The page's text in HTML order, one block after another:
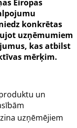
Eiropas
konkrētas
uzņēmumiem
kas atbilst
mērķim.
un
uzņēmējiem